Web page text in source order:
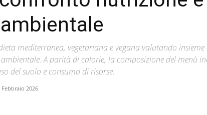
mediterranea, vegetariana e vegana valutando insieme
A parità di calorie, la composizione del menù
del suolo e consumo di risorse.
Febbraio 2026